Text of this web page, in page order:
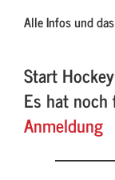
Alle Infos und
Start
Es hat noch
Anmeldung